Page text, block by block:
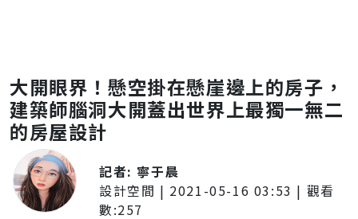
大開眼界！懸空掛在懸崖邊上的房子，
建築師腦洞大開蓋出世界上最獨一無二
的房屋設計
記者: 寧于晨
設計空間 | 2021-05-16 03:53 | 觀看
數:257